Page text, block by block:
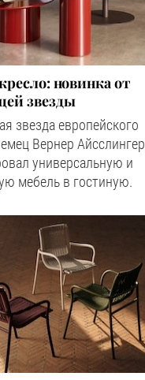
новинка от
звезды
звезда европейского
Вернер Айсслингер
универсальную и
мебель в гостиную.